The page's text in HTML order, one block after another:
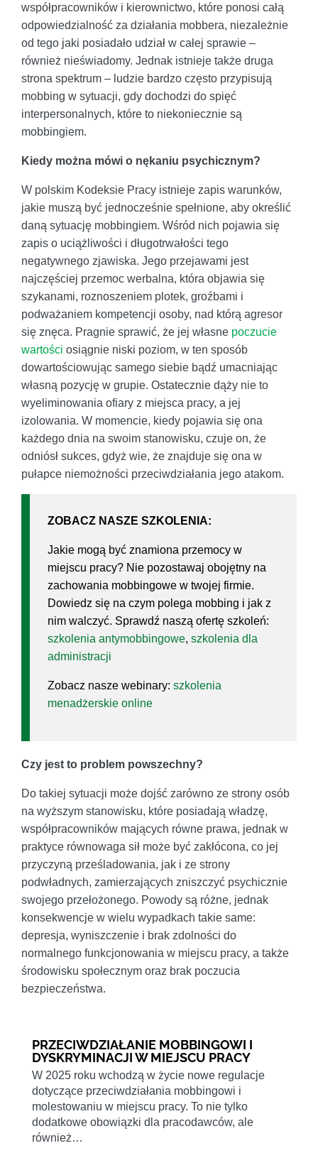
współpracowników i kierownictwo, które ponosi całą
odpowiedzialność za działania mobbera, niezależnie
od tego jaki posiadało udział w całej sprawie –
również nieświadomy. Jednak istnieje także druga
strona spektrum – ludzie bardzo często przypisują
mobbing w sytuacji, gdy dochodzi do spięć
interpersonalnych, które to niekoniecznie są
mobbingiem.
Kiedy można mówi o nękaniu psychicznym?
W polskim Kodeksie Pracy istnieje zapis warunków,
jakie muszą być jednocześnie spełnione, aby określić
daną sytuację mobbingiem. Wśród nich pojawia się
zapis o uciążliwości i długotrwałości tego
negatywnego zjawiska. Jego przejawami jest
najczęściej przemoc werbalna, która objawia się
szykanami, roznoszeniem plotek, groźbami i
podważaniem kompetencji osoby, nad którą agresor
się znęca. Pragnie sprawić, że jej własne poczucie
wartości osiągnie niski poziom, w ten sposób
dowartościowując samego siebie bądź umacniając
własną pozycję w grupie. Ostatecznie dąży nie to
wyeliminowania ofiary z miejsca pracy, a jej
izolowania. W momencie, kiedy pojawia się ona
każdego dnia na swoim stanowisku, czuje on, że
odniósł sukces, gdyż wie, że znajduje się ona w
pułapce niemożności przeciwdziałania jego atakom.
ZOBACZ NASZE SZKOLENIA:
Jakie mogą być znamiona przemocy w
miejscu pracy? Nie pozostawaj obojętny na
zachowania mobbingowe w twojej firmie.
Dowiedz się na czym polega mobbing i jak z
nim walczyć. Sprawdź naszą ofertę szkoleń:
szkolenia antymobbingowe, szkolenia dla
administracji
Zobacz nasze webinary: szkolenia
menadżerskie online
Czy jest to problem powszechny?
Do takiej sytuacji może dojść zarówno ze strony osób
na wyższym stanowisku, które posiadają władzę,
współpracowników mających równe prawa, jednak w
praktyce równowaga sił może być zakłócona, co jej
przyczyną prześladowania, jak i ze strony
podwładnych, zamierzających zniszczyć psychicznie
swojego przełożonego. Powody są różne, jednak
konsekwencje w wielu wypadkach takie same:
depresja, wyniszczenie i brak zdolności do
normalnego funkcjonowania w miejscu pracy, a także
środowisku społecznym oraz brak poczucia
bezpieczeństwa.
PRZECIWDZIAŁANIE MOBBINGOWI I
DYSKRYMINACJI W MIEJSCU PRACY
W 2025 roku wchodzą w życie nowe regulacje
dotyczące przeciwdziałania mobbingowi i
molestowaniu w miejscu pracy. To nie tylko
dodatkowe obowiązki dla pracodawców, ale
również…